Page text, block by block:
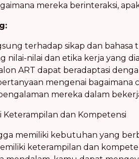
mereka berinteraksi,
terhadap sikap dan bahasa
nilai-nilai dan etika kerja yang
ART dapat beradaptasi
mengenai bagaimana
mereka dalam
Keterampilan dan Kompetensi
memiliki kebutuhan yang
keterampilan dan